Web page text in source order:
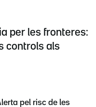
per les fronteres:
controls als
pel risc de les